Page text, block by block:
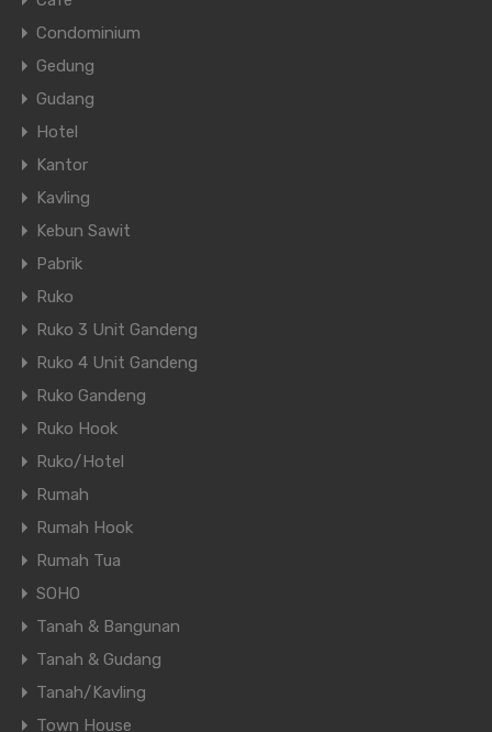
Condominium
Gedung
Gudang
Hotel
Kantor
Kavling
Kebun Sawit
Pabrik
Ruko
Ruko 3 Unit Gandeng
Ruko 4 Unit Gandeng
Ruko Gandeng
Ruko Hook
Ruko/Hotel
Rumah
Rumah Hook
Rumah Tua
SOHO
Tanah & Bangunan
Tanah & Gudang
Tanah/Kavling
Town House